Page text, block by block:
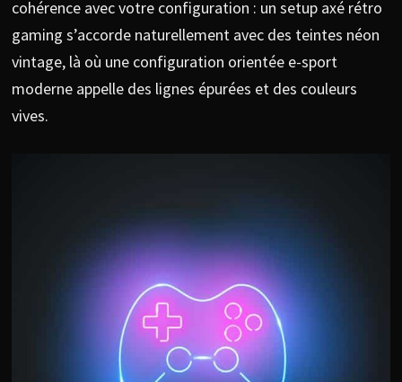
cohérence avec votre configuration : un setup axé rétro
gaming s’accorde naturellement avec des teintes néon
vintage, là où une configuration orientée e-sport
moderne appelle des lignes épurées et des couleurs
vives.